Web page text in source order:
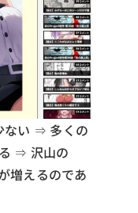
ない ⇒ 多くの
⇒ 沢山の
増えるのであ